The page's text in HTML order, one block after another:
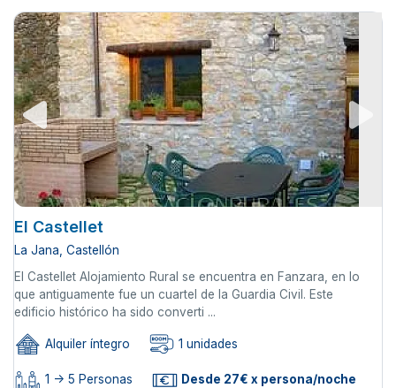
El Castellet
La Jana, Castellón
El Castellet Alojamiento Rural se encuentra en Fanzara, en lo
que antiguamente fue un cuartel de la Guardia Civil. Este
edificio histórico ha sido converti ...
Alquiler íntegro 1 unidades
1 -> 5 Personas Desde 27€ x persona/noche